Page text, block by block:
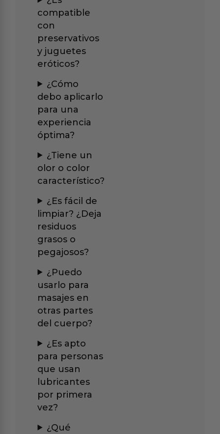
compatible
con
preservativos
y juguetes
eróticos?
¿Cómo
debo aplicarlo
para una
experiencia
óptima?
¿Tiene un
olor o color
característico?
¿Es fácil de
limpiar? ¿Deja
residuos
grasos o
pegajosos?
¿Puedo
usarlo para
masajes en
otras partes
del cuerpo?
¿Es apto
para personas
que usan
lubricantes
por primera
vez?
¿Qué